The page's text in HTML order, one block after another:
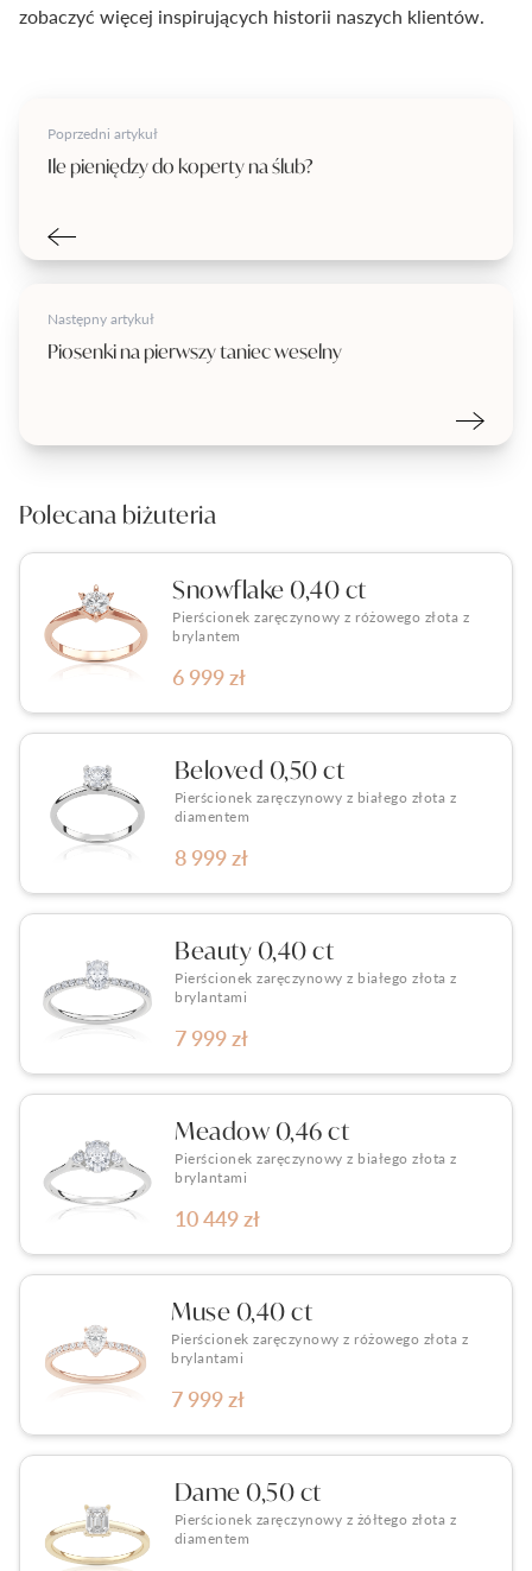
zobaczyć więcej inspirujących historii naszych klientów.
Poprzedni artykuł
Ile pieniędzy do koperty na ślub?
Następny artykuł
Piosenki na pierwszy taniec weselny
Polecana biżuteria
Snowflake 0,40 ct
Pierścionek zaręczynowy z różowego złota z
brylantem
6 999 zł
Beloved 0,50 ct
Pierścionek zaręczynowy z białego złota z
diamentem
8 999 zł
Beauty 0,40 ct
Pierścionek zaręczynowy z białego złota z
brylantami
7 999 zł
Meadow 0,46 ct
Pierścionek zaręczynowy z białego złota z
brylantami
10 449 zł
Muse 0,40 ct
Pierścionek zaręczynowy z różowego złota z
brylantami
7 999 zł
Dame 0,50 ct
Pierścionek zaręczynowy z żółtego złota z
diamentem